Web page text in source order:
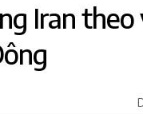
Iran theo